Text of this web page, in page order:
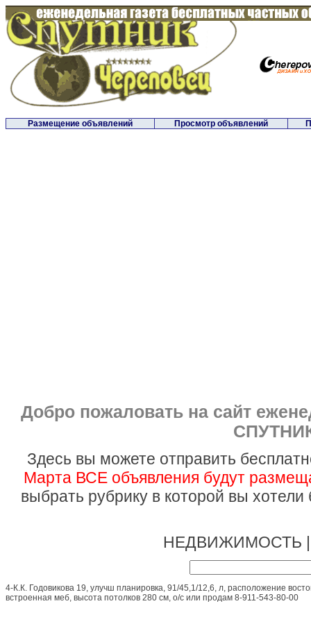
Размещение объявлений Просмотр объявлений
Добро пожаловать на сайт
Здесь вы можете отправить
Марта ВСЕ объявления будут
выбрать рубрику в которой вы
НЕДВИЖИМОСТЬ
4-К.К. Годовикова 19, улучш планировка, 91/45,1/12,6, л, расположение
встроенная меб, высота потолков 280 см, о/с или продам 8-911-543-80-00